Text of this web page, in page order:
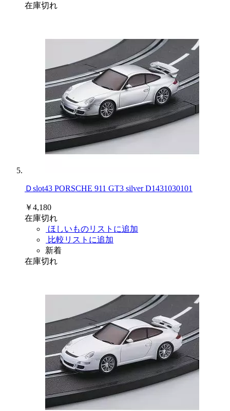
在庫切れ
Ｄslot43 PORSCHE 911 GT3 silver D1431030101
￥4,180
在庫切れ
ほしいものリストに追加
比較リストに追加
新着
在庫切れ